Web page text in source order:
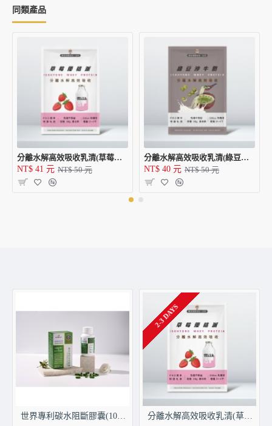
同類產品
分離水解高效吸收乳清(草莓優格派/包)
NT$ 41 元 NT$ 50 元
分離水解高效吸收乳清(綠豆沙牛奶/包)
NT$ 40 元 NT$ 50 元
世界專利碳水阻斷膠囊(100顆/瓶)
2-3 DAYS
分離水解高效吸收乳清(草莓優格派/包)